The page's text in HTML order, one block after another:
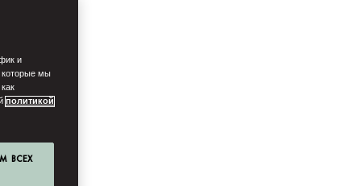
и
которые мы
политикой
ВСЕХ